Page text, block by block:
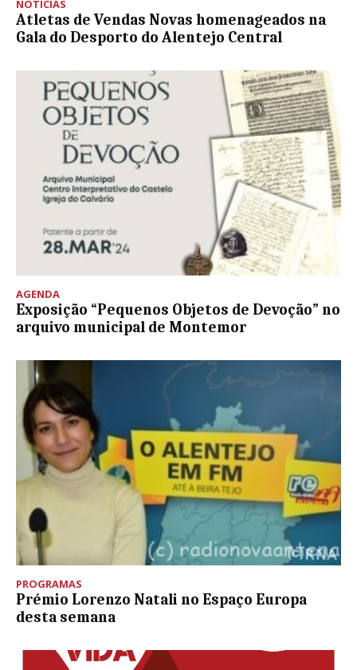
NOTÍCIAS
Atletas de Vendas Novas homenageados na
Gala do Desporto do Alentejo Central
AGENDA
Exposição “Pequenos Objetos de Devoção” no
arquivo municipal de Montemor
PROGRAMAS
Prémio Lorenzo Natali no Espaço Europa
desta semana